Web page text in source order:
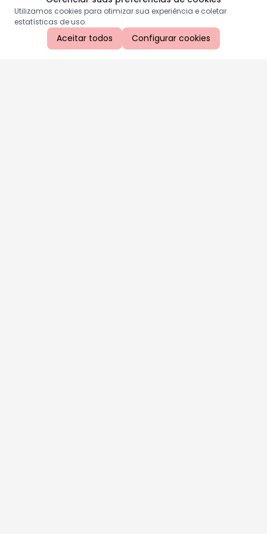
Utilizamos cookies para otimizar sua experiência e coletar
estatísticas de uso.
Aceitar todos Configurar cookies